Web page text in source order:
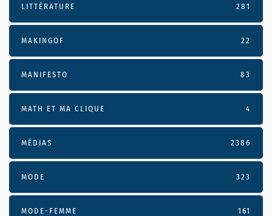
LITTÉRATURE 281
MAKINGOF 22
MANIFESTO 83
MATH ET MA CLIQUE 4
MÉDIAS 2386
MODE 323
MODE-FEMME 161